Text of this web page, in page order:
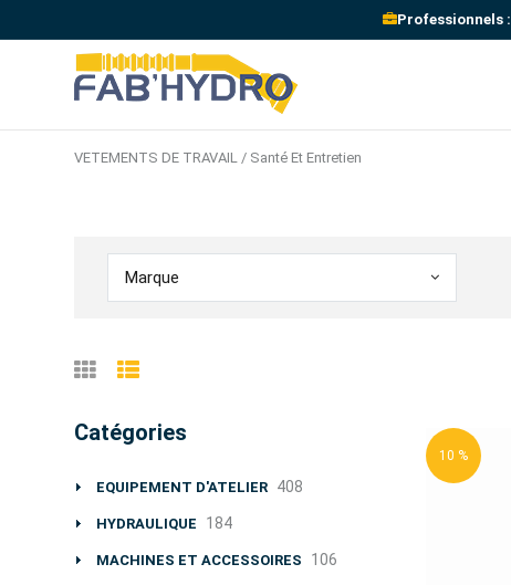
Professionnels :
VETEMENTS DE TRAVAIL / Santé Et Entretien
Marque
10 %
Catégories
EQUIPEMENT D'ATELIER 408
HYDRAULIQUE 184
MACHINES ET ACCESSOIRES 106